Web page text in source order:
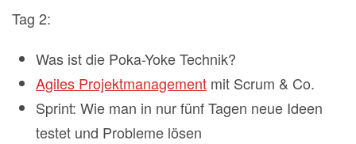
Tag 2:
Was ist die Poka-Yoke Technik?
Agiles Projektmanagement mit Scrum & Co.
Sprint: Wie man in nur fünf Tagen neue Ideen
testet und Probleme lösen